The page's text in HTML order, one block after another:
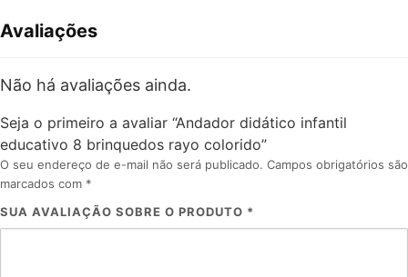
Avaliações
Não há avaliações ainda.
Seja o primeiro a avaliar “Andador didático infantil
educativo 8 brinquedos rayo colorido”
O seu endereço de e-mail não será publicado. Campos obrigatórios são
marcados com *
SUA AVALIAÇÃO SOBRE O PRODUTO *